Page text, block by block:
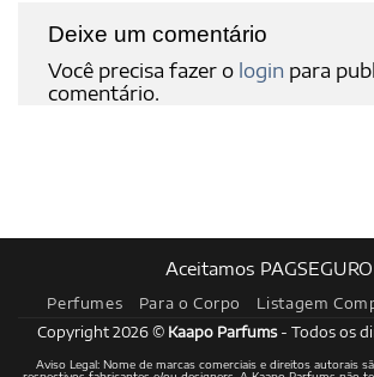
Deixe um comentário
Você precisa fazer o login para
comentário.
Aceitamos PAGSEGURO
Perfumes Para o Corpo Listagem
Copyright 2026 © Kaapo Parfums- Todos os
Aviso Legal: Nome de marcas comerciais e direitos autorais